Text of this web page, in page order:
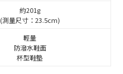
約201g
(測量尺寸：23.5cm)
輕量
防潑水鞋面
杯型鞋墊